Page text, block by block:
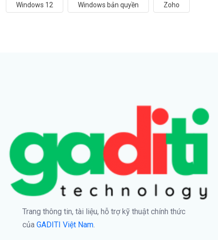
Windows 12 Windows bản quyền Zoho
Trang thông tin, tài liệu, hỗ trợ kỹ thuật chính thức
của GADITI Việt Nam.